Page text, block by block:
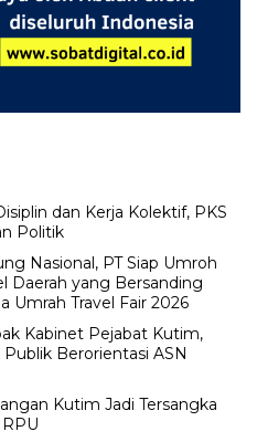
dan Kerja Kolektif, PKS
Politik
Nasional, PT Siap Umroh
Daerah yang Bersanding
Umrah Travel Fair 2026
Kabinet Pejabat Kutim,
Berorientasi ASN
Kutim Jadi Tersangka